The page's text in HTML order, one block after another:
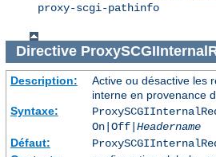
proxy-scgi-pathinfo
Directive
Description:
Active ou désactive les
interne en provenance
Syntaxe:
On|Off| Headername
Défaut: